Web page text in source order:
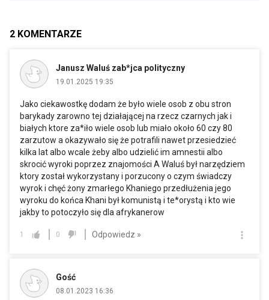
2 KOMENTARZE
Janusz Waluś zab*jca polityczny
19.01.2025 19:35
Jako ciekawostkę dodam że było wiele osob z obu stron
barykady zarowno tej działającej na rzecz czarnych jak i
białych ktore za*iło wiele osob lub miało około 60 czy 80
zarzutow a okazywało się że potrafili nawet przesiedzieć
kilka lat albo wcale żeby albo udzielić im amnestii albo
skrocić wyroki poprzez znajomości A Waluś był narzędziem
ktory został wykorzystany i porzucony o czym świadczy
wyrok i chęć żony zmarłego Khaniego przedłużenia jego
wyroku do końca Khani był komunistą i te*orystą i kto wie
jakby to potoczyło się dla afrykanerow
1 0 Odpowiedz »
Gość
08.01.2023 16:36